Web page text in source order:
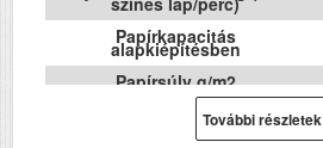
Papírkapacitás
alapkiépítésben
Papírsúly g/m2
További részletek